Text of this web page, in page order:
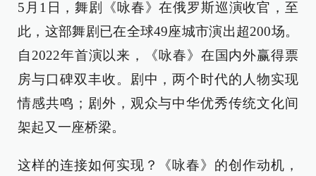
5月1日，舞剧《咏春》在俄罗斯巡演收官，至
此，这部舞剧已在全球49座城市演出超200场。
自2022年首演以来，《咏春》在国内外赢得票
房与口碑双丰收。剧中，两个时代的人物实现
情感共鸣；剧外，观众与中华优秀传统文化间
架起又一座桥梁。
这样的连接如何实现？《咏春》的创作动机，